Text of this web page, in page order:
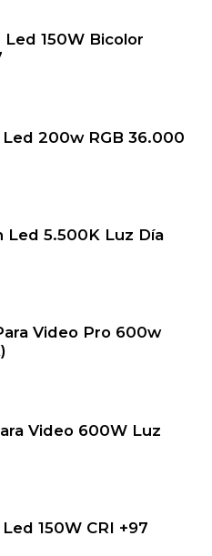
Led 150W Bicolor
200w RGB 36.000
Led 5.500K Luz Día
Video Pro 600w
Video 600W Luz
150W CRI +97